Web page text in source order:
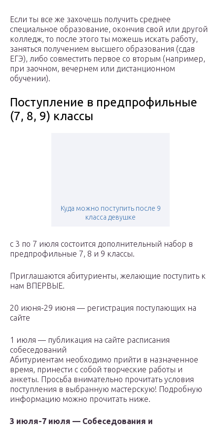
Если ты все же захочешь получить среднее
специальное образование, окончив свой или другой
колледж, то после этого ты можешь искать работу,
заняться получением высшего образования (сдав
ЕГЭ), либо совместить первое со вторым (например,
при заочном, вечернем или дистанционном
обучении).
Поступление в предпрофильные
(7, 8, 9) классы
Куда можно поступить после 9
класса девушке
с 3 по 7 июля состоится дополнительный набор в
предпрофильные 7, 8 и 9 классы.
Приглашаются абитуриенты, желающие поступить к
нам ВПЕРВЫЕ.
20 июня-29 июня — регистрация поступающих на
сайте
1 июля — публикация на сайте расписания
собеседований
Абитуриентам необходимо прийти в назначенное
время, принести с собой творческие работы и
анкеты. Просьба внимательно прочитать условия
поступления в выбранную мастерскую! Подробную
информацию можно прочитать ниже.
3 июля-7 июля — Собеседования и